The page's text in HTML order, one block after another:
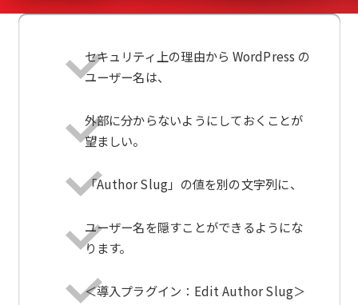
セキュリティ上の理由から WordPress の
ユーザー名は、
外部に分からないようにしておくことが
望ましい。
「Author Slug」の値を別の文字列に、
ユーザー名を隠すことができるようにな
ります。
＜導入プラグイン：Edit Author Slug＞